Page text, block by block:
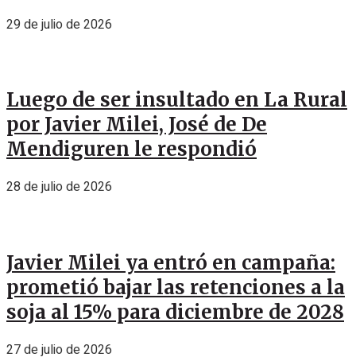
29 de julio de 2026
Luego de ser insultado en La Rural
por Javier Milei, José de De
Mendiguren le respondió
28 de julio de 2026
Javier Milei ya entró en campaña:
prometió bajar las retenciones a la
soja al 15% para diciembre de 2028
27 de julio de 2026